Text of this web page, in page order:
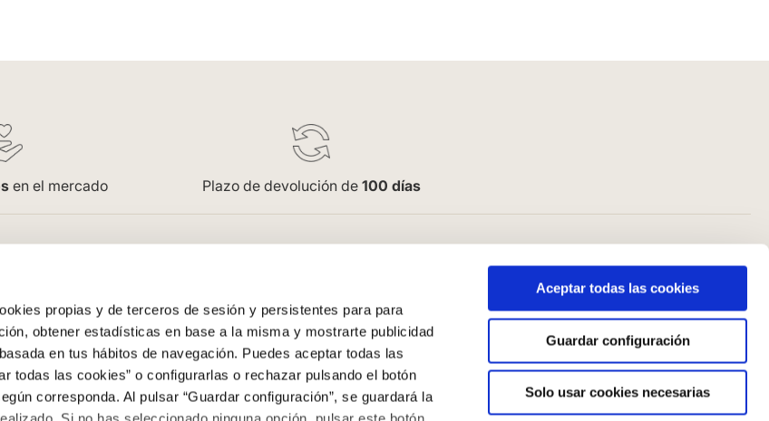
propias y de terceros de sesión y persistentes para para
obtener estadísticas en base a la misma y mostrarte publicidad
en tus hábitos de navegación. Puedes aceptar todas las
todas las cookies” o configurarlas o rechazar pulsando el botón
corresponda. Al pulsar “Guardar configuración”, se guardará la
Aceptar todas las cookies
Guardar configuración
Solo usar cookies necesarias
en el mercado Plazo de devolución de 100 días
Saint Honoré
Acceso Profesionales
Oficinas
Trabaja con nosotros
Contacto